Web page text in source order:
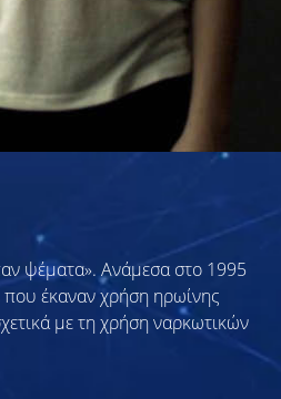
ψέματα». Ανάμεσα στο 1995
έκαναν χρήση ηρωίνης
με τη χρήση ναρκωτικών